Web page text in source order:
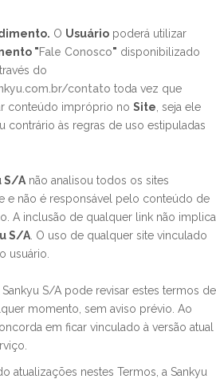
O Usuário poderá utilizar
"Fale Conosco" disponibilizado
do
contato toda vez que
conteúdo impróprio no Site , seja ele
contrário às regras de uso estipuladas
S/A não analisou todos os sites
e não é responsável pelo conteúdo de
A inclusão de qualquer link não implica
S/A . O uso de qualquer site vinculado
usuário.
Sankyu S/A pode revisar estes termos de
momento, sem aviso prévio. Ao
em ficar vinculado à versão atual
atualizações nestes Termos, a Sankyu